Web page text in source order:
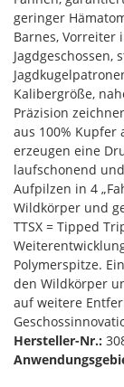
geringer
Barnes, Vorreiter
Kalibergröße,
Präzision
aus 100% Kupfer
erzeugen eine
laufschonend
Aufpilzen in 4
Wildkörper und
TTSX = Tipped
Polymerspitze.
den Wildkörper
auf weitere
Hersteller-Nr.: